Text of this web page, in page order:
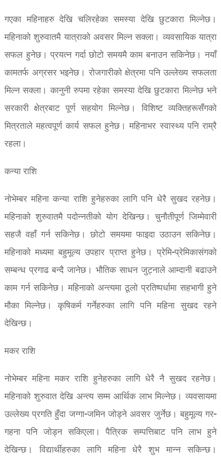
गएका महिनाहरु देखि चलिरहेका समस्या देखि छुटकारा मिल्नेछ।
महिनाको शुरुवातमै यात्राको अवसर मिल्न सक्ला। व्यवसायिक यात्रा
सफल हुनेछ। प्रयत्न गर्दा छोटो समयमै काम बनाउन सकिनेछ। नयाँ
कामतर्फ अग्रसर भइनेछ। रोजगारीको क्षेत्रमा पनि उल्लेख्य सफलता
मिल्न सक्ला। कानुनी रुपमा रहेका समस्या देखि छुटकारा मिल्नेछ भने
सरकारी क्षेत्रबाट पूर्ण सहयोग मिल्नेछ। विशिष्ट व्यक्तिहरूसँगको
मित्रताले महत्वपूर्ण कार्य सफल हुनेछ। महिनाभर स्वास्थ्य पनि राम्रै
रहला।
कन्या राशि
नोभेम्बर महिना कन्या राशि हुनेहरुका लागि पनि धेरै सुखद रहनेछ।
महिनाको शुरुवातमै पदोन्नतीको योग देखिन्छ। चुनौतीपूर्ण जिम्मेवारी
सहजै वहाँ गर्न सकिनेछ। छोटो समयमा फाइदा उठाउन सकिनेछ।
महिनाको मध्यमा बहुमूल्य उपहार प्राप्त हुनेछ। प्रेमि-प्रेमिकासंगको
सम्बन्ध प्रगाढ बन्दै जानेछ। भौतिक साधन जुट्नाले आम्दानी बढाउने
काम गर्न सकिनेछ। महिनाको अन्त्यमा ठूलो प्रतिष्पर्धामा सहभागी हुने
मौका मिल्नेछ। कृषिकर्म गर्नेहरुका लागि पनि महिना सुखद रहने
देखिन्छ।
मकर राशि
नोभेम्बर महिना मकर राशि हुनेहरुका लागि धेरै नै सुखद रहनेछ।
महिनाको शुरुवात देखि अन्त्य सम्म आर्थिक लाभ मिल्नेछ। व्यवसायमा
उल्लेख्य प्रगति हुँदा जग्गा-जमिन जोड्ने अवसर जुर्नेछ। बहुमूल्य गर-
गहना पनि जोड्न सकिएला। पैत्रिक सम्पत्तिबाट पनि लाभ हुने
देखिन्छ। विद्यार्थीहरुका लागि महिना धेरै शुभ मान्न सकिन्छ।